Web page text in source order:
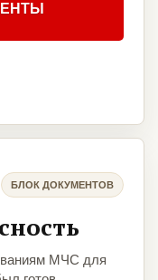
БЛОК ДОКУМЕНТОВ
МЧС для